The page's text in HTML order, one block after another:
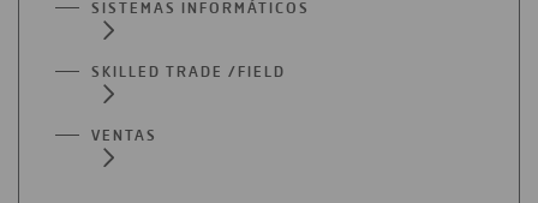
SISTEMAS INFORMÁTICOS
SKILLED TRADE /FIELD
VENTAS